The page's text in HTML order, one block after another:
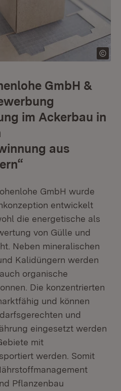
GmbH &
im Ackerbau in
aus
GmbH wurde
entwickelt
die energetische als
von Gülle und
Neben mineralischen
Kalidüngern werden
organische
Die konzentrierten
und können
und
eingesetzt werden
mit
werden. Somit
Pflanzenbau